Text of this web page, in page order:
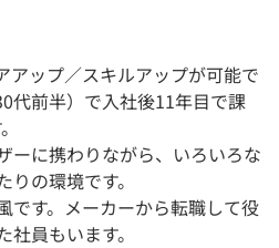
アップ／スキルアップが可能で
代前半）で入社後11年目で課
ーに携わりながら、いろいろな
の環境です。
です。メーカーから転職して役
員もいます。